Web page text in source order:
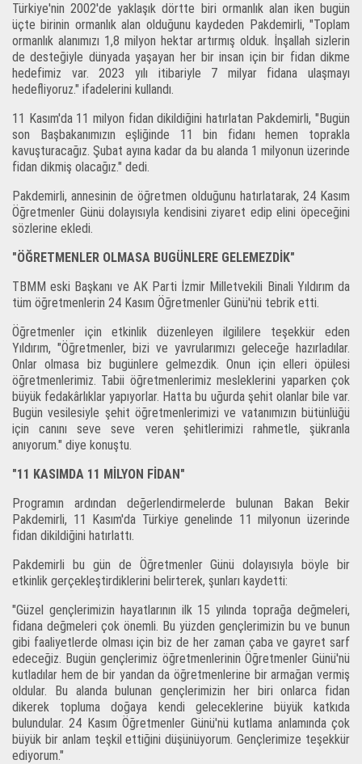
Türkiye'nin 2002'de yaklaşık dörtte biri ormanlık alan iken bugün
üçte birinin ormanlık alan olduğunu kaydeden Pakdemirli, "Toplam
ormanlık alanımızı 1,8 milyon hektar artırmış olduk. İnşallah sizlerin
de desteğiyle dünyada yaşayan her bir insan için bir fidan dikme
hedefimiz var. 2023 yılı itibariyle 7 milyar fidana ulaşmayı
hedefliyoruz." ifadelerini kullandı.
11 Kasım'da 11 milyon fidan dikildiğini hatırlatan Pakdemirli, "Bugün
son Başbakanımızın eşliğinde 11 bin fidanı hemen toprakla
kavuşturacağız. Şubat ayına kadar da bu alanda 1 milyonun üzerinde
fidan dikmiş olacağız." dedi.
Pakdemirli, annesinin de öğretmen olduğunu hatırlatarak, 24 Kasım
Öğretmenler Günü dolayısıyla kendisini ziyaret edip elini öpeceğini
sözlerine ekledi.
"ÖĞRETMENLER OLMASA BUGÜNLERE GELEMEZDİK"
TBMM eski Başkanı ve AK Parti İzmir Milletvekili Binali Yıldırım da
tüm öğretmenlerin 24 Kasım Öğretmenler Günü'nü tebrik etti.
Öğretmenler için etkinlik düzenleyen ilgililere teşekkür eden
Yıldırım, "Öğretmenler, bizi ve yavrularımızı geleceğe hazırladılar.
Onlar olmasa biz bugünlere gelmezdik. Onun için elleri öpülesi
öğretmenlerimiz. Tabii öğretmenlerimiz mesleklerini yaparken çok
büyük fedakârlıklar yapıyorlar. Hatta bu uğurda şehit olanlar bile var.
Bugün vesilesiyle şehit öğretmenlerimizi ve vatanımızın bütünlüğü
için canını seve seve veren şehitlerimizi rahmetle, şükranla
anıyorum." diye konuştu.
"11 KASIMDA 11 MİLYON FİDAN"
Programın ardından değerlendirmelerde bulunan Bakan Bekir
Pakdemirli, 11 Kasım'da Türkiye genelinde 11 milyonun üzerinde
fidan dikildiğini hatırlattı.
Pakdemirli bu gün de Öğretmenler Günü dolayısıyla böyle bir
etkinlik gerçekleştirdiklerini belirterek, şunları kaydetti:
"Güzel gençlerimizin hayatlarının ilk 15 yılında toprağa değmeleri,
fidana değmeleri çok önemli. Bu yüzden gençlerimizin bu ve bunun
gibi faaliyetlerde olması için biz de her zaman çaba ve gayret sarf
edeceğiz. Bugün gençlerimiz öğretmenlerinin Öğretmenler Günü'nü
kutladılar hem de bir yandan da öğretmenlerine bir armağan vermiş
oldular. Bu alanda bulunan gençlerimizin her biri onlarca fidan
dikerek topluma doğaya kendi geleceklerine büyük katkıda
bulundular. 24 Kasım Öğretmenler Günü'nü kutlama anlamında çok
büyük bir anlam teşkil ettiğini düşünüyorum. Gençlerimize teşekkür
ediyorum."